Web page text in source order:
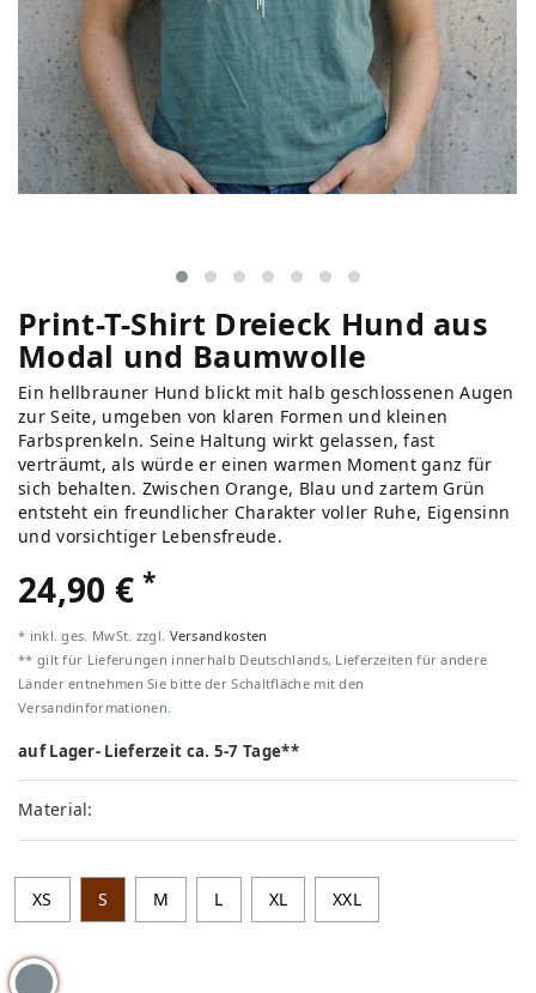
Print-T-Shirt Dreieck Hund aus
Modal und Baumwolle
Ein hellbrauner Hund blickt mit halb geschlossenen Augen
zur Seite, umgeben von klaren Formen und kleinen
Farbsprenkeln. Seine Haltung wirkt gelassen, fast
verträumt, als würde er einen warmen Moment ganz für
sich behalten. Zwischen Orange, Blau und zartem Grün
entsteht ein freundlicher Charakter voller Ruhe, Eigensinn
und vorsichtiger Lebensfreude.
24,90 €*
* inkl. ges. MwSt. zzgl. Versandkosten
** gilt für Lieferungen innerhalb Deutschlands, Lieferzeiten für andere
Länder entnehmen Sie bitte der Schaltfläche mit den
Versandinformationen.
auf Lager- Lieferzeit ca. 5-7 Tage**
Material:
XS S M L XL XXL